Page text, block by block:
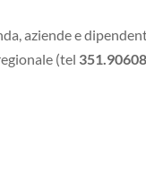
aziende e
(tel